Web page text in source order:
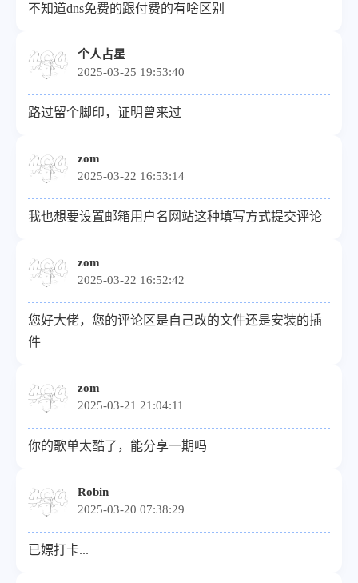
不知道dns免费的跟付费的有啥区别
个人占星
2025-03-25 19:53:40
路过留个脚印，证明曾来过
zom
2025-03-22 16:53:14
我也想要设置邮箱用户名网站这种填写方式提交评论
zom
2025-03-22 16:52:42
您好大佬，您的评论区是自己改的文件还是安装的插
件
zom
2025-03-21 21:04:11
你的歌单太酷了，能分享一期吗
Robin
2025-03-20 07:38:29
已嫖打卡...